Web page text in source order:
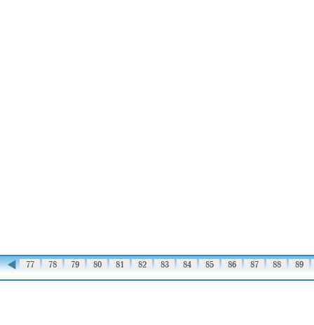
◀
76 77 78 79 80 81 82 83 84 85 86 87 88 89